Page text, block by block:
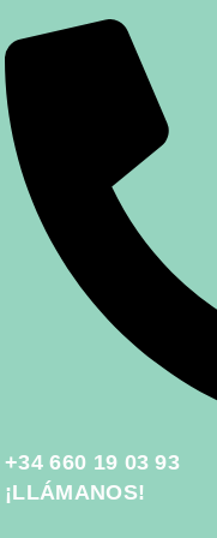
+34 660 19 03 93
¡LLÁMANOS!